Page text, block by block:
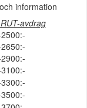
information
avdrag